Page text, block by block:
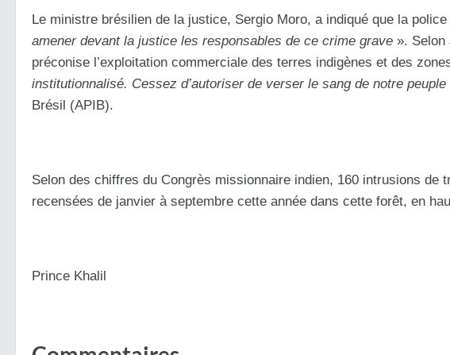
Le ministre brésilien de la justice, Sergio Moro, a indiqué que la
amener devant la justice les responsables de ce crime grave ». Selon
préconise l’exploitation commerciale des terres indigènes et des
institutionnalisé. Cessez d’autoriser de verser le sang de notre peuple
Brésil (APIB).
Selon des chiffres du Congrès missionnaire indien, 160 intrusions de
recensées de janvier à septembre cette année dans cette forêt, en
Prince Khalil